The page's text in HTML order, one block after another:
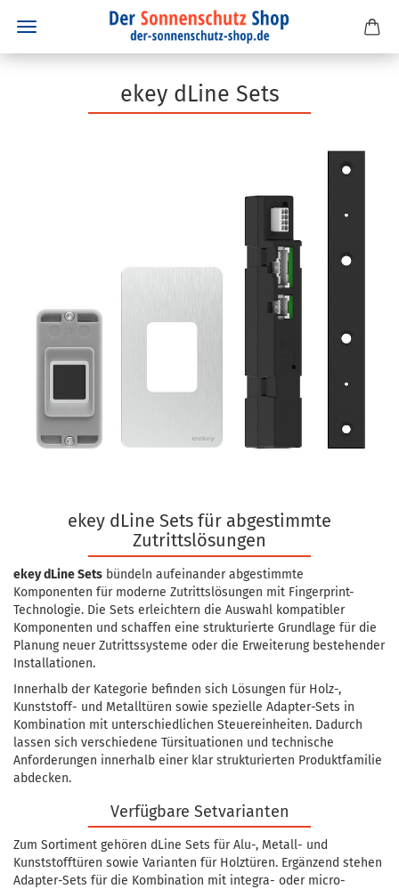
ekey dLine Sets
ekey dLine Sets für abgestimmte
Zutrittslösungen
ekey dLine Sets bündeln aufeinander abgestimmte
Komponenten für moderne Zutrittslösungen mit Fingerprint-
Technologie. Die Sets erleichtern die Auswahl kompatibler
Komponenten und schaffen eine strukturierte Grundlage für die
Planung neuer Zutrittssysteme oder die Erweiterung bestehender
Installationen.
Innerhalb der Kategorie befinden sich Lösungen für Holz-,
Kunststoff- und Metalltüren sowie spezielle Adapter-Sets in
Kombination mit unterschiedlichen Steuereinheiten. Dadurch
lassen sich verschiedene Türsituationen und technische
Anforderungen innerhalb einer klar strukturierten Produktfamilie
abdecken.
Verfügbare Setvarianten
Zum Sortiment gehören dLine Sets für Alu-, Metall- und
Kunststofftüren sowie Varianten für Holztüren. Ergänzend stehen
Adapter-Sets für die Kombination mit integra- oder micro-